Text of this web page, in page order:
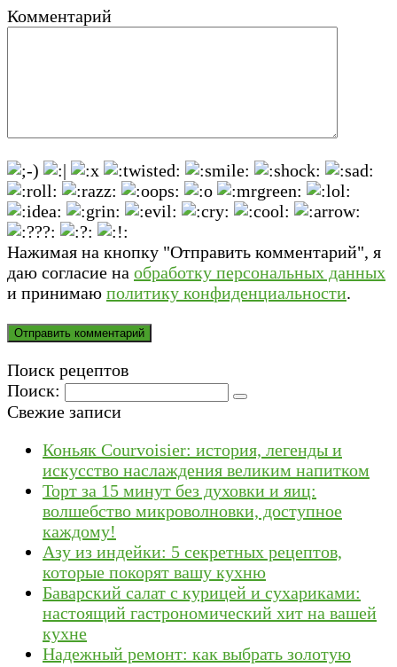
Комментарий
Нажимая на кнопку "Отправить комментарий", я
даю согласие на обработку персональных данных
и принимаю политику конфиденциальности.
Поиск рецептов
Поиск:
Свежие записи
Коньяк Courvoisier: история, легенды и
искусство наслаждения великим напитком
Торт за 15 минут без духовки и яиц:
волшебство микроволновки, доступное
каждому!
Азу из индейки: 5 секретных рецептов,
которые покорят вашу кухню
Баварский салат с курицей и сухариками:
настоящий гастрономический хит на вашей
кухне
Надежный ремонт: как выбрать золотую